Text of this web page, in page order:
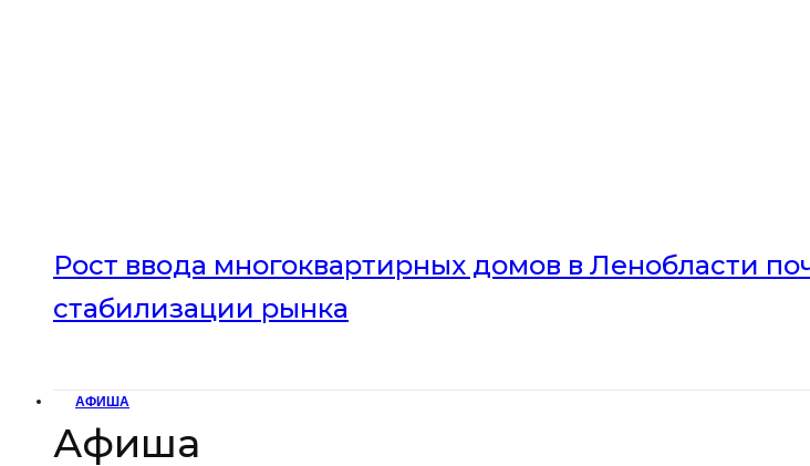
Рост ввода многоквартирных домов в Ленобласти
стабилизации рынка
АФИША
Афиша